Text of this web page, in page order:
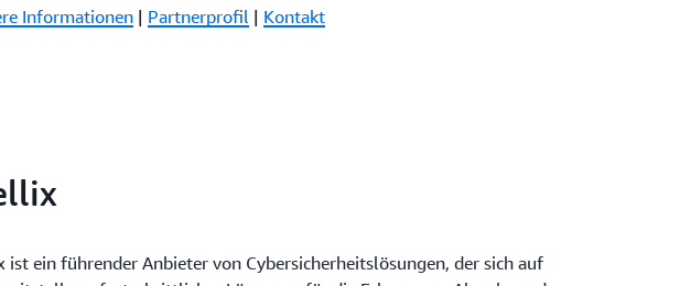
Informationen | Partnerprofil | Kontakt
ist ein führender Anbieter von Cybersicherheitslösungen, der sich auf